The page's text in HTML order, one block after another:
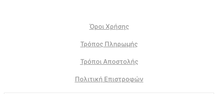
Όροι Χρήσης
Τρόπος Πληρωμής
Τρόποι Αποστολής
Πολιτική Επιστροφών